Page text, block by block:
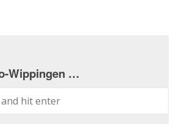
Wippingen …